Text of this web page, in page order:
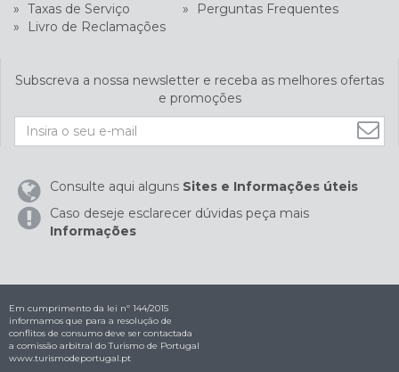
» Taxas de Serviço »
Perguntas Frequentes
»
Livro de Reclamações
Subscreva a nossa newsletter e receba as melhores ofertas
e promoções
Consulte aqui alguns Sites e Informações úteis
Caso deseje esclarecer dúvidas peça mais
Informações
Em cumprimento da lei nº 144/2015
informamos que para a resolução de
conflitos de consumo deve ser contactada
a comissão arbitral do Turismo de Portugal
www.turismodeportugal.pt